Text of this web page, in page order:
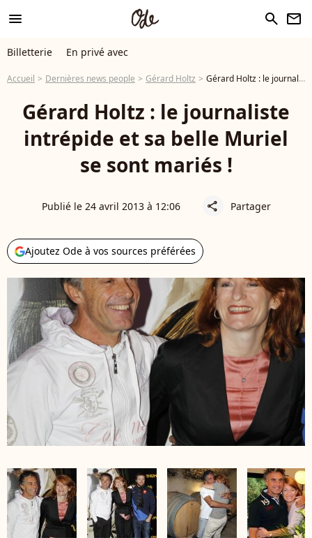
menu search newsletter
Billetterie En privé avec
Accueil Dernières news people Gérard Holtz Gérard Holtz : le journaliste intrépide et sa belle Muriel se sont mariés !
Gérard Holtz : le journaliste
intrépide et sa belle Muriel
se sont mariés !
Publié le 24 avril 2013 à 12:06 share Partager
Ajoutez Ode à vos sources préférées